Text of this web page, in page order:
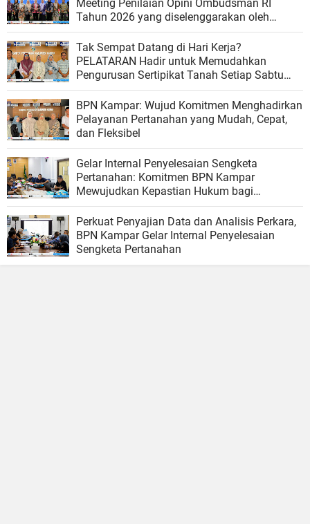
Meeting Penilaian Opini Ombudsman RI
Tahun 2026 yang diselenggarakan oleh
Ombudsman RI
Tak Sempat Datang di Hari Kerja?
PELATARAN Hadir untuk Memudahkan
Pengurusan Sertipikat Tanah Setiap Sabtu
dan Minggu
BPN Kampar: Wujud Komitmen Menghadirkan
Pelayanan Pertanahan yang Mudah, Cepat,
dan Fleksibel
Gelar Internal Penyelesaian Sengketa
Pertanahan: Komitmen BPN Kampar
Mewujudkan Kepastian Hukum bagi
Masyarakat
Perkuat Penyajian Data dan Analisis Perkara,
BPN Kampar Gelar Internal Penyelesaian
Sengketa Pertanahan